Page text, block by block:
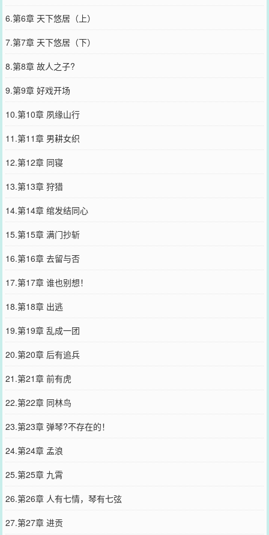
6.第6章 天下悠居（上）
7.第7章 天下悠居（下）
8.第8章 故人之子?
9.第9章 好戏开场
10.第10章 夙缘山行
11.第11章 男耕女织
12.第12章 同寝
13.第13章 狩猎
14.第14章 绾发结同心
15.第15章 满门抄斩
16.第16章 去留与否
17.第17章 谁也别想！
18.第18章 出逃
19.第19章 乱成一团
20.第20章 后有追兵
21.第21章 前有虎
22.第22章 同林鸟
23.第23章 弹琴?不存在的！
24.第24章 孟浪
25.第25章 九霄
26.第26章 人有七情，琴有七弦
27.第27章 进贡